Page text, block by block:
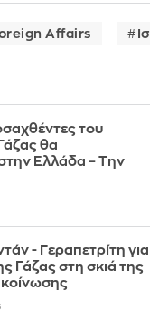
Affairs
του
θα
Ελλάδα – Την
- Γεραπετρίτη για
Γάζας στη σκιά της